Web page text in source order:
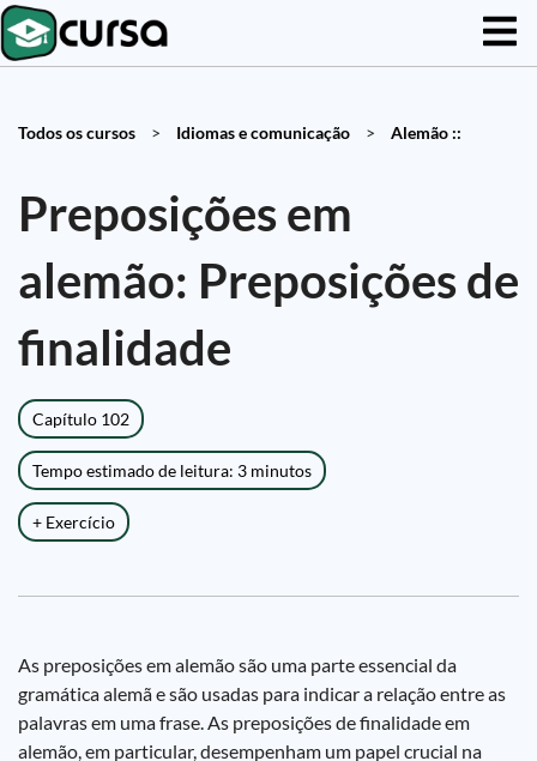
Todos os cursos > Idiomas e comunicação > Alemão ::
Preposições em
alemão: Preposições de
finalidade
Capítulo 102
Tempo estimado de leitura: 3 minutos
+ Exercício
As preposições em alemão são uma parte essencial da
gramática alemã e são usadas para indicar a relação entre as
palavras em uma frase. As preposições de finalidade em
alemão, em particular, desempenham um papel crucial na